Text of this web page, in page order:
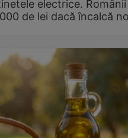
electrice.
de lei dacă încalcă